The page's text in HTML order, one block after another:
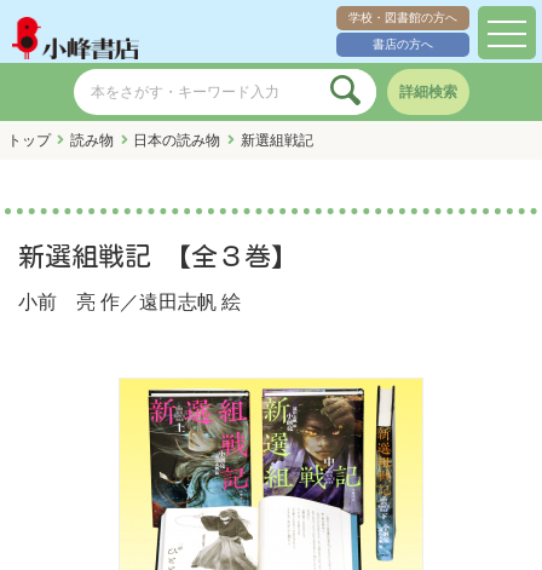
学校・図書館の方へ
書店の方へ
詳細検索
トップ 読み物 日本の読み物 新選組戦記
新選組戦記 【全３巻】
小前 亮 作／遠田志帆 絵